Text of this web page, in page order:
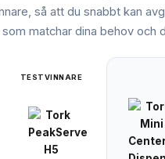
så att du snabbt kan
som matchar dina behov och
TESTVINNARE